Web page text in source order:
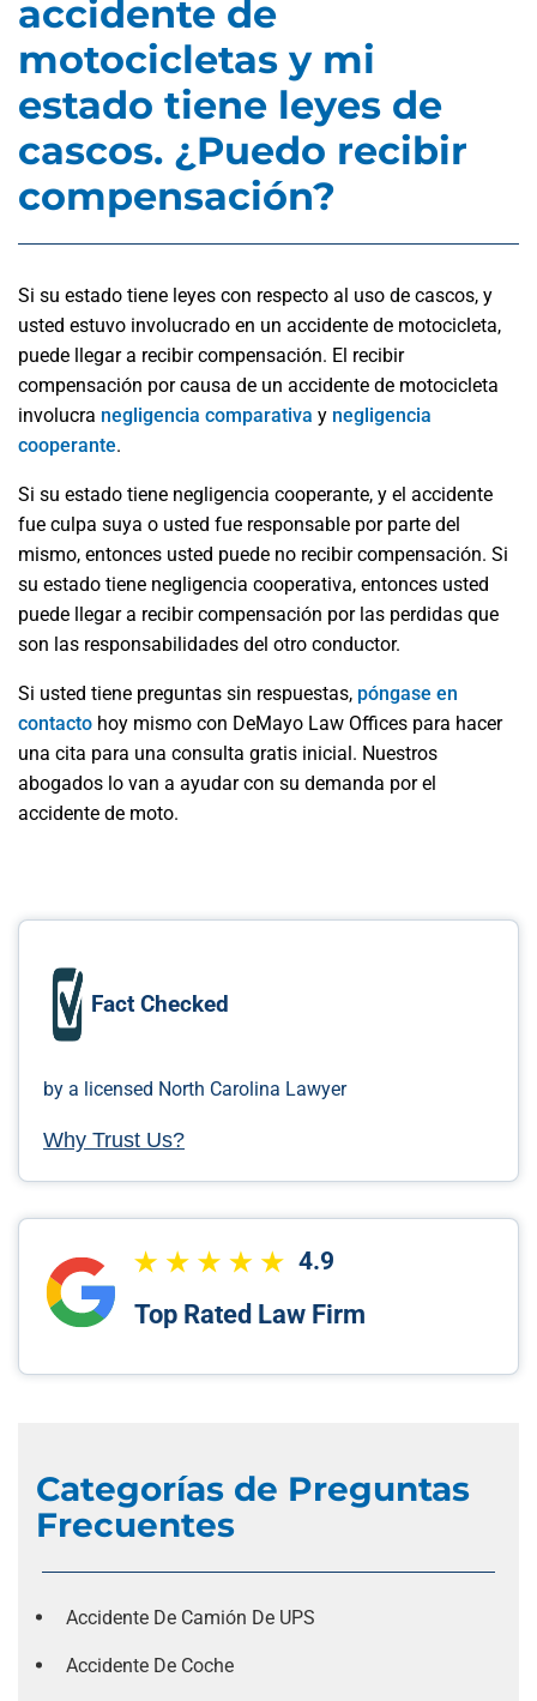
accidente de
motocicletas y mi
estado tiene leyes de
cascos. ¿Puedo recibir
compensación?
Si su estado tiene leyes con respecto al uso de cascos, y
usted estuvo involucrado en un accidente de motocicleta,
puede llegar a recibir compensación. El recibir
compensación por causa de un accidente de motocicleta
involucra negligencia comparativa y negligencia
cooperante.
Si su estado tiene negligencia cooperante, y el accidente
fue culpa suya o usted fue responsable por parte del
mismo, entonces usted puede no recibir compensación. Si
su estado tiene negligencia cooperativa, entonces usted
puede llegar a recibir compensación por las perdidas que
son las responsabilidades del otro conductor.
Si usted tiene preguntas sin respuestas, póngase en
contacto hoy mismo con DeMayo Law Offices para hacer
una cita para una consulta gratis inicial. Nuestros
abogados lo van a ayudar con su demanda por el
accidente de moto.
Fact Checked
by a licensed North Carolina Lawyer
Why Trust Us?
4.9
Top Rated Law Firm
Categorías de Preguntas
Frecuentes
Accidente De Camión De UPS
Accidente De Coche